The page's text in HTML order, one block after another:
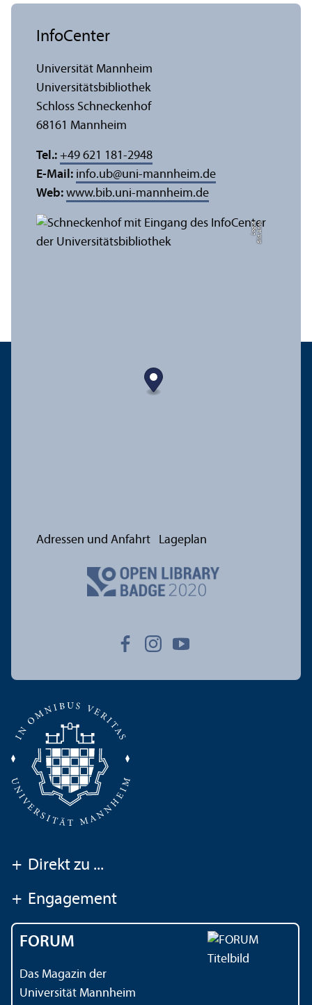
Bil
d:
A
n
n
a
L
o
g
u
e
InfoCenter
Universität Mannheim
Universitäts­bibliothek
Schloss Schneckenhof
68161 Mannheim
Tel.: +49 621 181-2948
E-Mail: info.ub@uni-mannheim.de
Web: www.bib.uni-mannheim.de
Adressen und Anfahrt Lageplan
+ Direkt zu ...
+ Engagement
FORUM
Das Magazin der
Universität Mannheim